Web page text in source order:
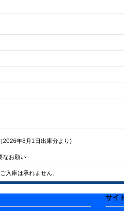
2026年8月1日出庫分より)
なお願い
入庫は承れません。
サイ